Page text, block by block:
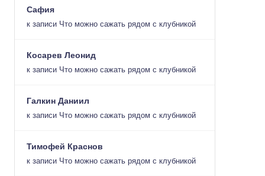
Сафия
к записи Что можно сажать рядом с клубникой
Косарев Леонид
к записи Что можно сажать рядом с клубникой
Галкин Даниил
к записи Что можно сажать рядом с клубникой
Тимофей Краснов
к записи Что можно сажать рядом с клубникой